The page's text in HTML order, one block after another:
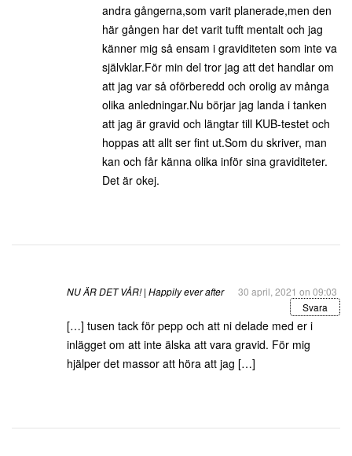
andra gångerna,som varit planerade,men den
här gången har det varit tufft mentalt och jag
känner mig så ensam i graviditeten som inte va
självklar.För min del tror jag att det handlar om
att jag var så oförberedd och orolig av många
olika anledningar.Nu börjar jag landa i tanken
att jag är gravid och längtar till KUB-testet och
hoppas att allt ser fint ut.Som du skriver, man
kan och får känna olika inför sina graviditeter.
Det är okej.
NU ÄR DET VÅR! | Happily ever after
30 april, 2021 on 09:03
Svara
[…] tusen tack för pepp och att ni delade med er i
inlägget om att inte älska att vara gravid. För mig
hjälper det massor att höra att jag […]